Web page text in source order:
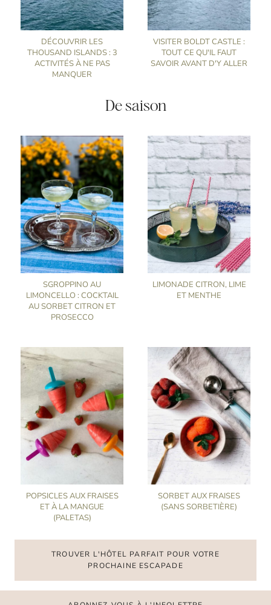
DÉCOUVRIR LES
THOUSAND ISLANDS : 3
ACTIVITÉS À NE PAS
MANQUER
VISITER BOLDT CASTLE :
TOUT CE QU'IL FAUT
SAVOIR AVANT D'Y ALLER
De saison
SGROPPINO AU
LIMONCELLO : COCKTAIL
AU SORBET CITRON ET
PROSECCO
LIMONADE CITRON, LIME
ET MENTHE
POPSICLES AUX FRAISES
ET À LA MANGUE
(PALETAS)
SORBET AUX FRAISES
(SANS SORBETIÈRE)
TROUVER L'HÔTEL PARFAIT POUR VOTRE
PROCHAINE ESCAPADE